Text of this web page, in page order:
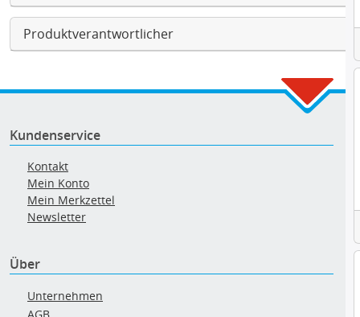
Produktverantwortlicher
Kundenservice
Kontakt
Mein Konto
Mein Merkzettel
Newsletter
Über
Unternehmen